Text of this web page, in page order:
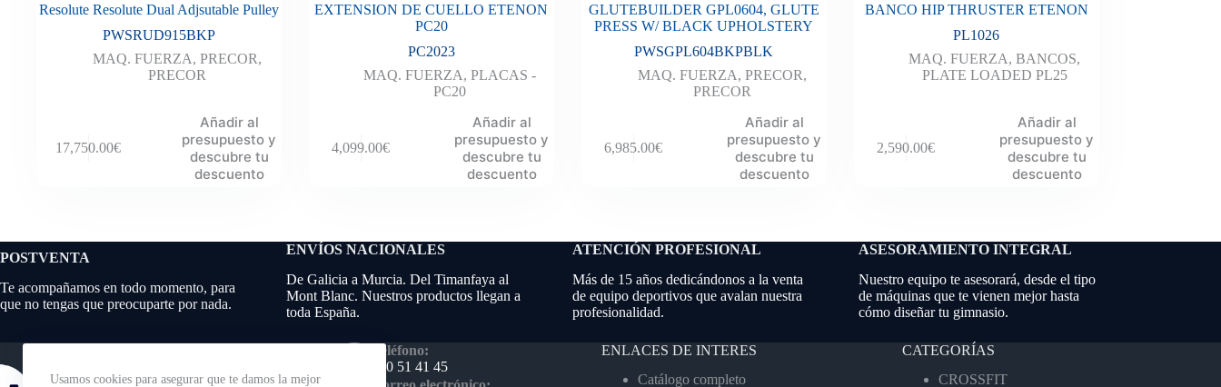
Usamos cookies para asegurar que te damos la mejor
Resolute Resolute Dual Adjsutable Pulley
PWSRUD915BKP
MAQ. FUERZA, PRECOR,
PRECOR
17,750.00€
Añadir al
presupuesto y
descubre tu
descuento
EXTENSION DE CUELLO ETENON
PC20
PC2023
MAQ. FUERZA, PLACAS -
PC20
4,099.00€
Añadir al
presupuesto y
descubre tu
descuento
GLUTEBUILDER GPL0604, GLUTE
PRESS W/ BLACK UPHOLSTERY
PWSGPL604BKPBLK
MAQ. FUERZA, PRECOR,
PRECOR
6,985.00€
Añadir al
presupuesto y
descubre tu
descuento
BANCO HIP THRUSTER ETENON
PL1026
MAQ. FUERZA,BANCOS,
PLATE LOADED PL25
2,590.00€
Añadir al
presupuesto y
descubre tu
descuento
POSTVENTA
Te acompañamos en todo momento, para
que no tengas que preocuparte por nada.
ENVÍOS NACIONALES
De Galicia a Murcia. Del Timanfaya al
Mont Blanc. Nuestros productos llegan a
toda España.
ATENCIÓN PROFESIONAL
Más de 15 años dedicándonos a la venta
de equipo deportivos que avalan nuestra
profesionalidad.
ASESORAMIENTO INTEGRAL
Nuestro equipo te asesorará, desde el tipo
de máquinas que te vienen mejor hasta
cómo diseñar tu gimnasio.
Teléfono:
640 51 41 45
ENLACES DE INTERES
Catálogo completo
CATEGORÍAS
CROSSFIT